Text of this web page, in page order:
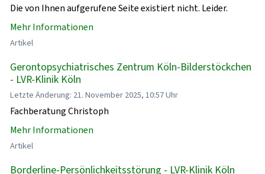
Die von Ihnen aufgerufene Seite existiert nicht. Leider.
Mehr Informationen
Artikel
Gerontopsychiatrisches Zentrum Köln-Bilderstöckchen
- LVR-Klinik Köln
Letzte Änderung: 21. November 2025, 10:57 Uhr
Fachberatung Christoph
Mehr Informationen
Artikel
Borderline-Persönlichkeitsstörung - LVR-Klinik Köln